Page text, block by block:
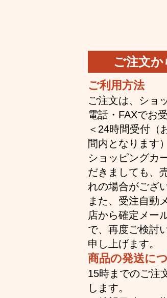
ご注文
ご利用方法
ご注文は、ショ
電話・FAXでお
＜24時間受付（
間内となります
ショッピングカ
だきましても、
れの場合がござ
また、受注自動
店から確定メー
で、再度ご検討
申し上げます。
商品の発送に
15時までのご注
します。